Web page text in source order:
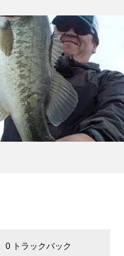
0 トラックバック